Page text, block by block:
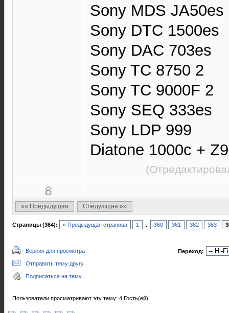
Sony MDS JA50es
Sony DTC 1500es
Sony DAC 703es
Sony TC 8750 2
Sony TC 9000F 2
Sony SEQ 333es
Sony LDP 999
Diatone 1000c + Z9
«« Предыдущая Следующая »»
Страницы (364): « Предыдущая страница 1 360 361 362 363
Версия для просмотра
Отправить тему другу
Подписаться на тему
Переход:
Пользователи просматривают эту тему: 4 Гость(ей)